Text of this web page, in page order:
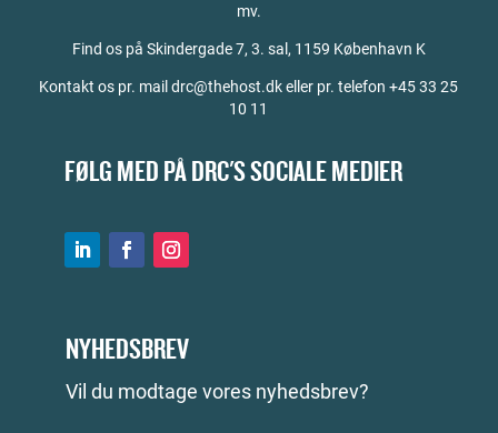
mv.
Find os på Skindergade 7, 3. sal, 1159 København K
Kontakt os pr. mail drc@thehost.dk eller pr. telefon +45 33 25
10 11
FØLG MED PÅ DRC'S SOCIALE MEDIER
NYHEDSBREV
Vil du modtage vores nyhedsbrev?